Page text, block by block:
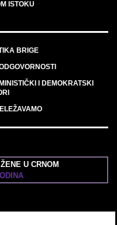
ISTOKU
BRIGE
I DEMOKRATSKI
U CRNOM